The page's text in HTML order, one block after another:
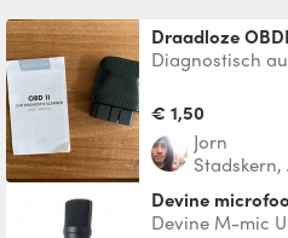
Draadloze
Diagnostisch
€ 1,50
Jorn
devine
Devine M-mic